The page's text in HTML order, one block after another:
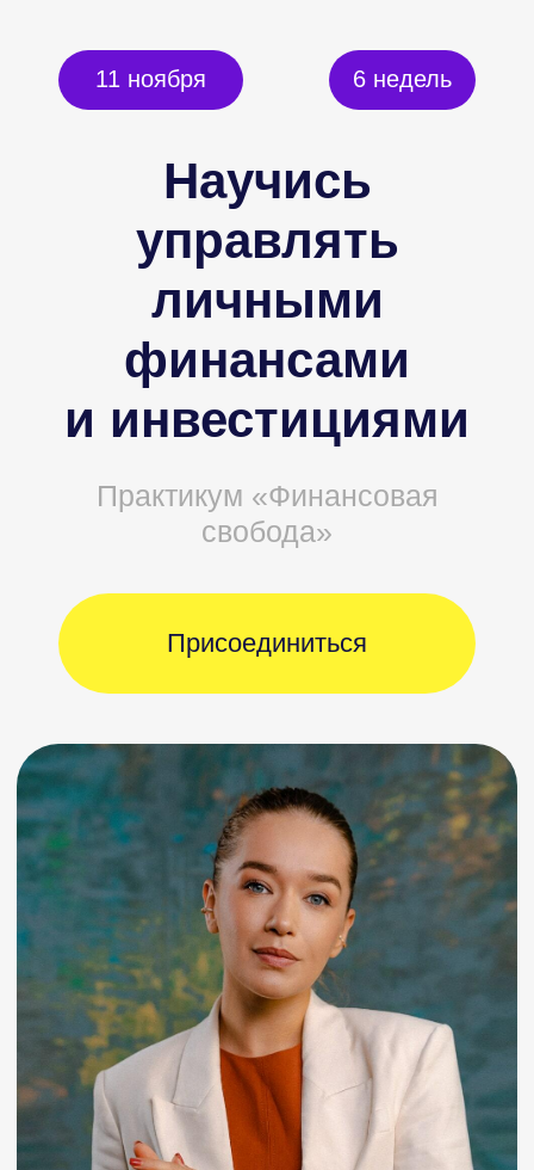
11 ноября
управлять
личными
финансами
и инвестициями
Практикум «Финансовая
свобода»
Саида Лугуева
Автор курса